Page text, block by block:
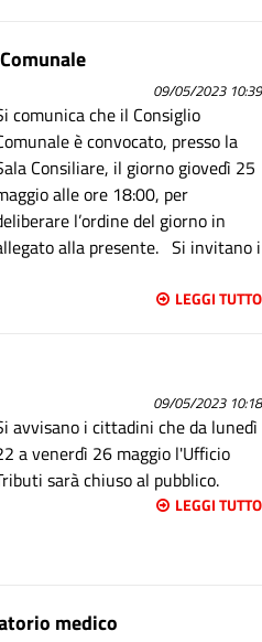
09/05/2023 10:39
comunica che il Consiglio
è convocato, presso la
Consiliare, il giorno giovedì 25
alle ore 18:00, per
l’ordine del giorno in
alla presente. Si invitano i
LEGGI TUTTO
09/05/2023 10:18
avvisano i cittadini che da lunedì
a venerdì 26 maggio l'Ufficio
sarà chiuso al pubblico.
LEGGI TUTTO
medico